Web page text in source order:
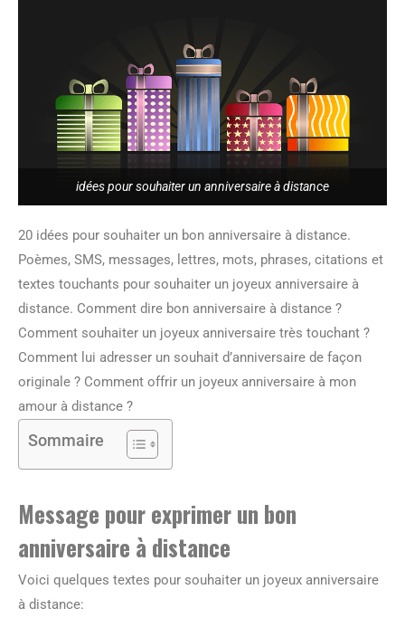
idées pour souhaiter un anniversaire à distance
20 idées pour souhaiter un bon anniversaire à distance.
Poèmes, SMS, messages, lettres, mots, phrases, citations et
textes touchants pour souhaiter un joyeux anniversaire à
distance. Comment dire bon anniversaire à distance ?
Comment souhaiter un joyeux anniversaire très touchant ?
Comment lui adresser un souhait d’anniversaire de façon
originale ? Comment offrir un joyeux anniversaire à mon
amour à distance ?
Sommaire
Message pour exprimer un bon
anniversaire à distance
Voici quelques textes pour souhaiter un joyeux anniversaire
à distance: